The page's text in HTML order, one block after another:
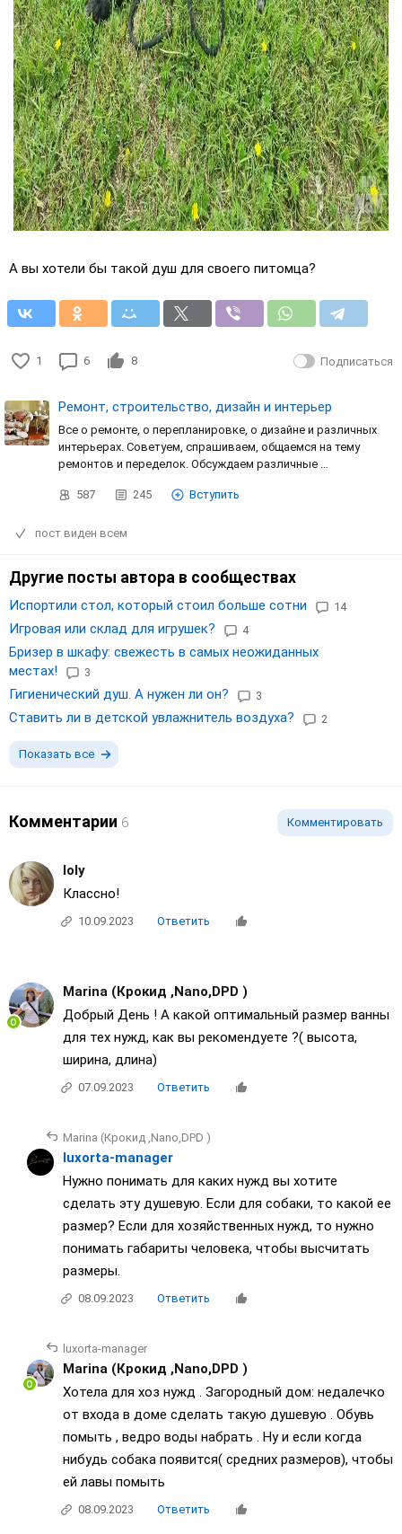
А вы хотели бы такой душ для своего питомца?
1 6 8 Подписаться
Ремонт, строительство, дизайн и интерьер
Все о ремонте, о перепланировке, о дизайне и различных
интерьерах. Советуем, спрашиваем, общаемся на тему
ремонтов и переделок. Обсуждаем различные …
587 245 Вступить
пост виден всем
Другие посты автора в сообществах
Испортили стол, который стоил больше сотни 14
Игровая или склад для игрушек? 4
Бризер в шкафу: свежесть в самых неожиданных
местах!
3
Гигиенический душ. А нужен ли он? 3
Ставить ли в детской увлажнитель воздуха? 2
Показать все
Комментарии 6 Комментировать
loly
Классно!
10.09.2023 Ответить
Marina (Крокид ,Nano,DPD )
Добрый День ! А какой оптимальный размер ванны
для тех нужд, как вы рекомендуете ?( высота,
ширина, длина)
07.09.2023 Ответить
Marina (Крокид ,Nano,DPD )
luxorta-manager
Нужно понимать для каких нужд вы хотите
сделать эту душевую. Если для собаки, то какой ее
размер? Если для хозяйственных нужд, то нужно
понимать габариты человека, чтобы высчитать
размеры.
08.09.2023 Ответить
luxorta-manager
Marina (Крокид ,Nano,DPD )
Хотела для хоз нужд . Загородный дом: недалечко
от входа в доме сделать такую душевую . Обувь
помыть , ведро воды набрать . Ну и если когда
нибудь собака появится( средних размеров), чтобы
ей лавы помыть
08.09.2023 Ответить